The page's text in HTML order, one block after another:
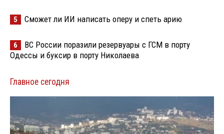
5 Сможет ли ИИ написать оперу и спеть арию
6
ВС России поразили резервуары с ГСМ в порту
Одессы и буксир в порту Николаева
Главное сегодня